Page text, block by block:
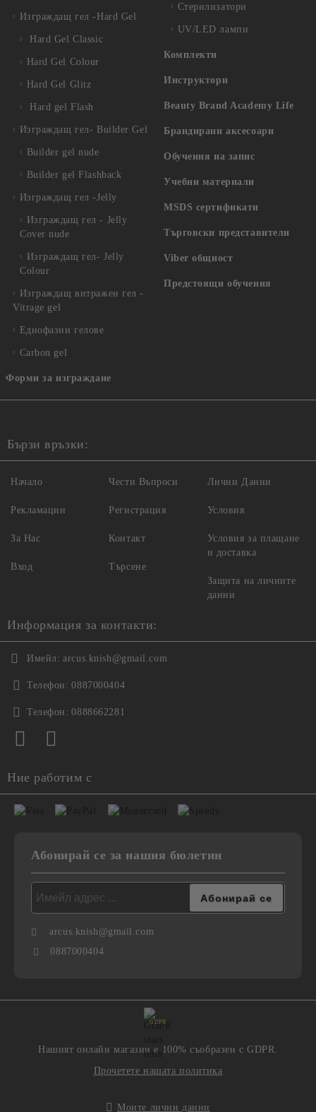
Изграждащ гел -Hard Gel
Hard Gel Classic
Hard Gel Colour
Hard Gel Glitz
Hard gel Flash
Изграждащ гел- Builder Gel
Builder gel nude
Builder gel Flashback
Изграждащ гел -Jelly
Изграждащ гел - Jelly
Cover nude
Изграждащ гел- Jelly
Colour
Изграждащ витражен гел -
Vitrage gel
Еднофазни гелове
Carbon gel
Форми за изграждане
Стерилизатори
UV/LED лампи
Комплекти
Инструктори
Beauty Brand Academy Life
Брандирани аксесоари
Обучения на запис
Учебни материали
MSDS сертификати
Търговски представители
Viber общност
Предстоящи обучения
Бързи връзки:
Начало
Рекламации
За Нас
Вход
Чести Въпроси
Регистрация
Контакт
Търсене
Лични Данни
Условия
Условия за плащане
и доставка
Защита на личните
данни
Информация за контакти:
Имейл: arcus.knish@gmail.com
Телефон: 0887000404
Телефон: 0888662281
Ние работим с
Абонирай се за нашия бюлетин
arcus.knish@gmail.com
0887000404
GDPR
Нашият онлайн магазин е 100% съобразен с GDPR.
Прочетете нашата политика
Моите лични данни